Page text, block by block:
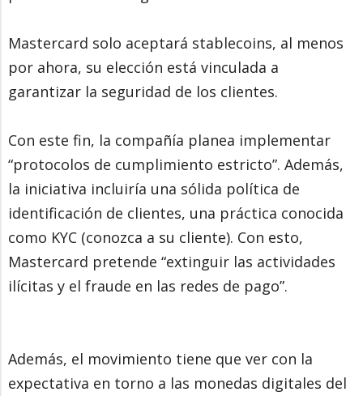
Mastercard solo aceptará stablecoins, al menos
por ahora, su elección está vinculada a
garantizar la seguridad de los clientes.
Con este fin, la compañía planea implementar
“protocolos de cumplimiento estricto”. Además,
la iniciativa incluiría una sólida política de
identificación de clientes, una práctica conocida
como KYC (conozca a su cliente). Con esto,
Mastercard pretende “extinguir las actividades
ilícitas y el fraude en las redes de pago”.
Además, el movimiento tiene que ver con la
expectativa en torno a las monedas digitales del